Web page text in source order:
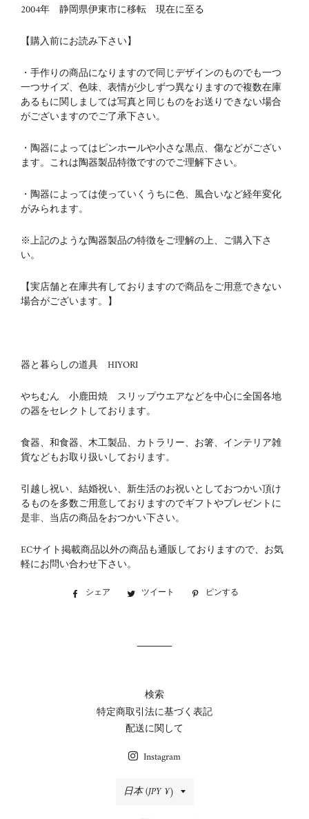
2004年 静岡県伊東市に移転 現在に至る
【購入前にお読み下さい】
・手作りの商品になりますので同じデザインのものでも一つ
一つサイズ、色味、表情が少しずつ異なりますので複数在庫
あるもに関しましては写真と同じものをお送りできない場合
がございますのでご了承下さい。
・陶器によってはピンホールや小さな黒点、傷などがござい
ます。これは陶器製品特徴ですのでご理解下さい。
・陶器によっては使っていくうちに色、風合いなど経年変化
がみられます。
※上記のような陶器製品の特徴をご理解の上、ご購入下さ
い。
【実店舗と在庫共有しておりますので商品をご用意できない
場合がございます。】
器と暮らしの道具 HIYORI
やちむん 小鹿田焼 スリップウエアなどを中心に全国各地
の器をセレクトしております。
食器、和食器、木工製品、カトラリー、お箸、インテリア雑
貨などもお取り扱いしております。
引越し祝い、結婚祝い、新生活のお祝いとしておつかい頂け
るものを多数ご用意しておりますのでギフトやプレゼントに
是非、当店の商品をおつかい下さい。
ECサイト掲載商品以外の商品も通販しておりますので、お気
軽にお問い合わせ下さい。
シェア
Facebookツイート
Twitter ピンする
検索
特定商取引法に基づく表記
配送に関して
Instagram
国/
日本 (JPY ¥)